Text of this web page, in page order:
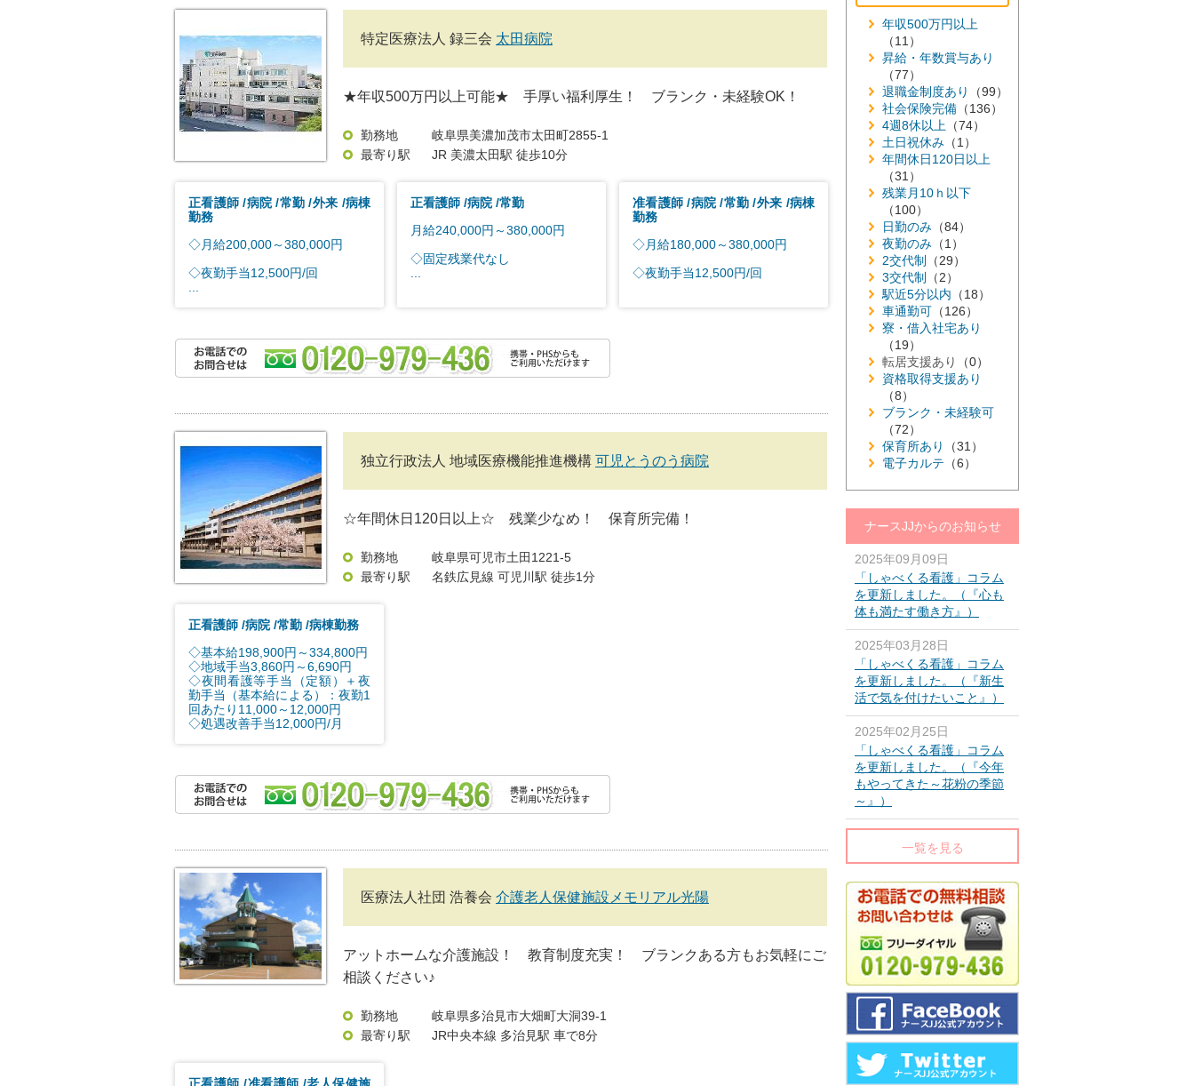
特定医療法人 録三会 太田病院
★年収500万円以上可能★ 手厚い福利厚生！ ブランク・未経験OK！
勤務地
岐阜県美濃加茂市太田町2855-1
最寄り駅
JR 美濃太田駅 徒歩10分
正看護師 病院 常勤 外来 病棟
勤務
◇月給200,000～380,000円
◇夜勤手当12,500円/回
正看護師 病院 常勤
月給240,000円～380,000円
◇固定残業代なし
准看護師 病院 常勤 外来 病棟
勤務
◇月給180,000～380,000円
◇夜勤手当12,500円/回
独立行政法人 地域医療機能推進機構 可児とうのう病院
☆年間休日120日以上☆ 残業少なめ！ 保育所完備！
勤務地
岐阜県可児市土田1221-5
最寄り駅
名鉄広見線 可児川駅 徒歩1分
正看護師 病院 常勤 病棟勤務
◇基本給198,900円～334,800円
◇地域手当3,860円～6,690円
◇夜間看護等手当（定額）＋夜
勤手当（基本給による）：夜勤1
回あたり11,000～12,000円
◇処遇改善手当12,000円/月
医療法人社団 浩養会 介護老人保健施設メモリアル光陽
アットホームな介護施設！ 教育制度充実！ ブランクある方もお気軽にご
相談ください♪
勤務地
岐阜県多治見市大畑町大洞39-1
最寄り駅
JR中央本線 多治見駅 車で8分
年収500万円以上
（11）
昇給・年数賞与あり
（77）
退職金制度あり
（99）
社会保険完備 （136）
4週8休以上 （74）
土日祝休み （1）
年間休日120日以上
（31）
残業月10ｈ以下
（100）
日勤のみ （84）
夜勤のみ （1）
2交代制
（29）
3交代制
（2）
駅近5分以内 （18）
車通勤可 （126）
寮・借入社宅あり
（19）
転居支援あり
（0）
資格取得支援あり
（8）
ブランク・未経験可
（72）
保育所あり
（31）
電子カルテ （6）
ナースJJからのお知らせ
2025年09月09日
「しゃべくる看護」コラム
を更新しました。（『心も
体も満たす働き方』）
2025年03月28日
「しゃべくる看護」コラム
を更新しました。（『新生
活で気を付けたいこと』）
2025年02月25日
「しゃべくる看護」コラム
を更新しました。（『今年
もやってきた～花粉の季節
～』）
一覧を見る